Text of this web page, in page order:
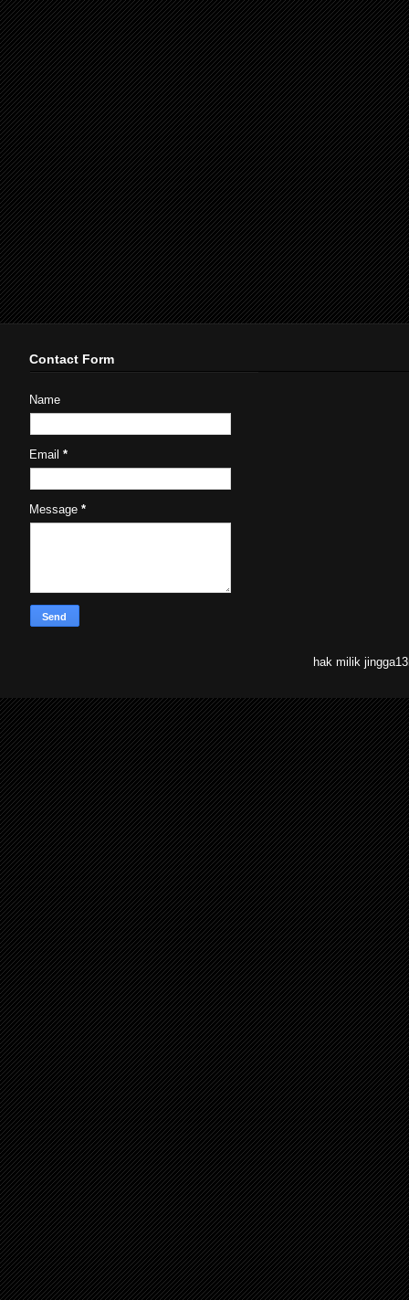
Contact Form
Name
Email*
Message*
hak milik